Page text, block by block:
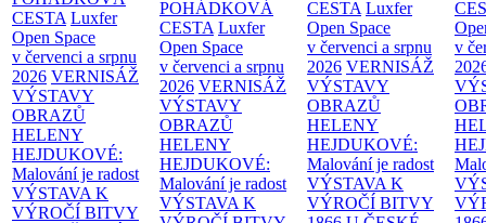
CESTA Luxfer
Open Space
v červenci a srpnu
2026 VERNISÁŽ
VÝSTAVY
OBRAZŮ
HELENY
HEJDUKOVÉ:
Malování je radost
VÝSTAVA K
VÝROČÍ BITVY
POHÁDKOVÁ
CESTA Luxfer
Open Space
v červenci a srpnu
2026 VERNISÁŽ
VÝSTAVY
OBRAZŮ
HELENY
HEJDUKOVÉ:
Malování je radost
VÝSTAVA K
CESTA Luxfer
Open Space
v červenci a srpnu
2026 VERNISÁŽ
VÝSTAVY
OBRAZŮ
HELENY
HEJDUKOVÉ:
Malování je radost
VÝSTAVA K
VÝROČÍ BITVY
v